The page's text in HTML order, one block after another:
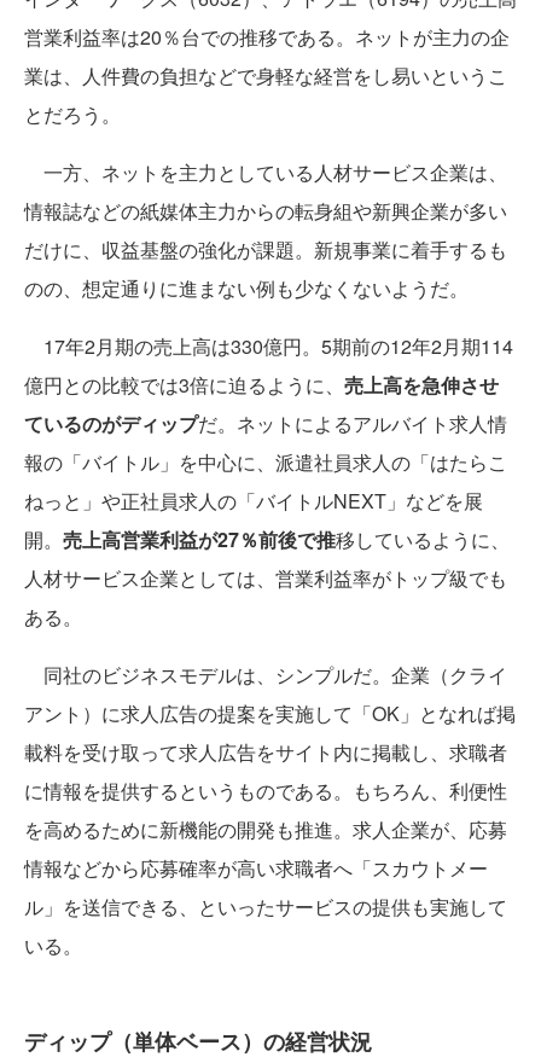
営業利益率は20％台での推移である。ネットが主力の企
業は、人件費の負担などで身軽な経営をし易いというこ
とだろう。
一方、ネットを主力としている人材サービス企業は、
情報誌などの紙媒体主力からの転身組や新興企業が多い
だけに、収益基盤の強化が課題。新規事業に着手するも
のの、想定通りに進まない例も少なくないようだ。
17年2月期の売上高は330億円。5期前の12年2月期114
億円との比較では3倍に迫るように、 売上高を急伸させ
ているのがディップだ。ネットによるアルバイト求人情
報の「バイトル」を中心に、派遣社員求人の「はたらこ
ねっと」や正社員求人の「バイトルNEXT」などを展
開。 売上高営業利益が27％前後で推移しているように、
人材サービス企業としては、営業利益率がトップ級でも
ある。
同社のビジネスモデルは、シンプルだ。企業（クライ
アント）に求人広告の提案を実施して「OK」となれば掲
載料を受け取って求人広告をサイト内に掲載し、求職者
に情報を提供するというものである。もちろん、利便性
を高めるために新機能の開発も推進。求人企業が、応募
情報などから応募確率が高い求職者へ「スカウトメー
ル」を送信できる、といったサービスの提供も実施して
いる。
ディップ（単体ベース）の経営状況